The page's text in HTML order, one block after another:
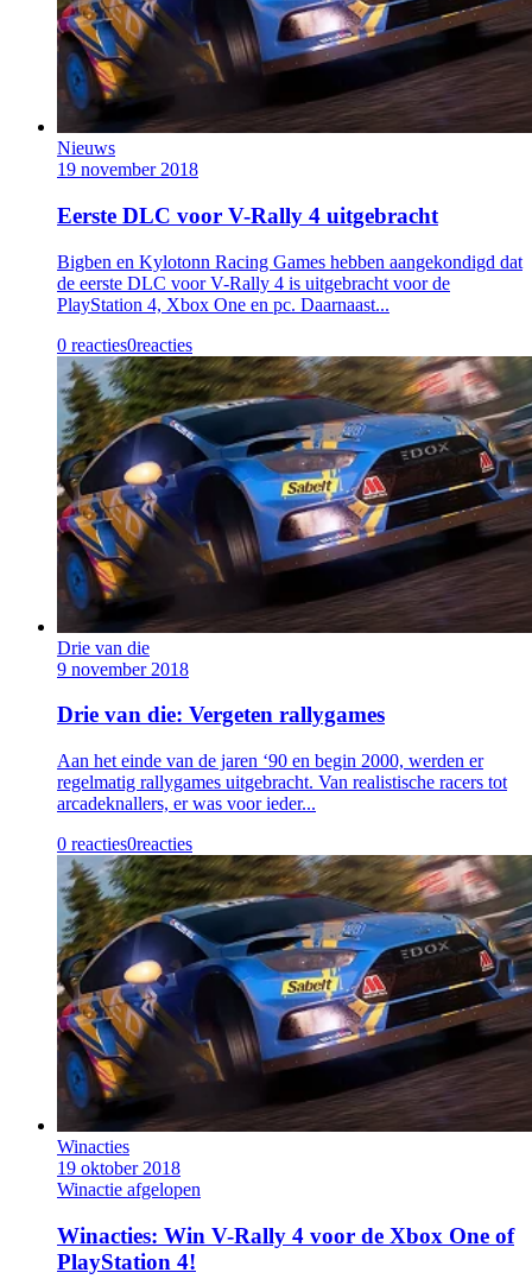
Nieuws
19 november 2018
Eerste DLC voor V-Rally 4 uitgebracht
Bigben en Kylotonn Racing Games hebben aangekondigd dat
de eerste DLC voor V-Rally 4 is uitgebracht voor de
PlayStation 4, Xbox One en pc. Daarnaast...
0 reacties0reacties
Drie van die
9 november 2018
Drie van die: Vergeten rallygames
Aan het einde van de jaren ‘90 en begin 2000, werden er
regelmatig rallygames uitgebracht. Van realistische racers tot
arcadeknallers, er was voor ieder...
0 reacties0reacties
Winacties
19 oktober 2018
Winactie afgelopen
Winacties: Win V-Rally 4 voor de Xbox One of
PlayStation 4!